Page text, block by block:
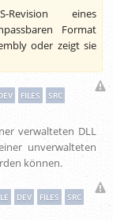
eines
Format
oder zeigt sie
FILES
SRC
verwalteten DLL
unverwalteten
können.
DEV FILES
SRC